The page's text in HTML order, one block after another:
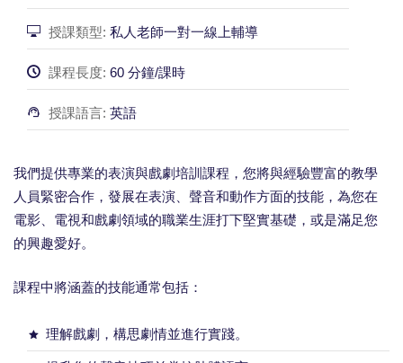
授課類型: 私人老師一對一線上輔導
課程長度: 60 分鐘/課時
授課語言: 英語
我們提供專業的表演與戲劇培訓課程，您將與經驗豐富的教學
人員緊密合作，發展在表演、聲音和動作方面的技能，為您在
電影、電視和戲劇領域的職業生涯打下堅實基礎，或是滿足您
的興趣愛好。
課程中將涵蓋的技能通常包括：
理解戲劇，構思劇情並進行實踐。